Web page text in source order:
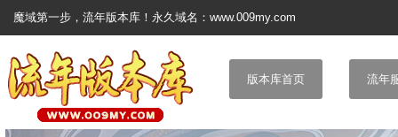
魔域第一步，流年版本库！永久域名：www.009my.com
版本库首页 流年